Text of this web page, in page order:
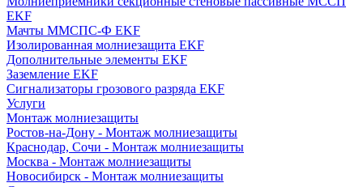
EKF
Мачты ММСПС-Ф EKF
Изолированная молниезащита EKF
Дополнительные элементы EKF
Заземление EKF
Сигнализаторы грозового разряда EKF
Услуги
Монтаж молниезащиты
Ростов-на-Дону - Монтаж молниезащиты
Краснодар, Сочи - Монтаж молниезащиты
Москва - Монтаж молниезащиты
Новосибирск - Монтаж молниезащиты